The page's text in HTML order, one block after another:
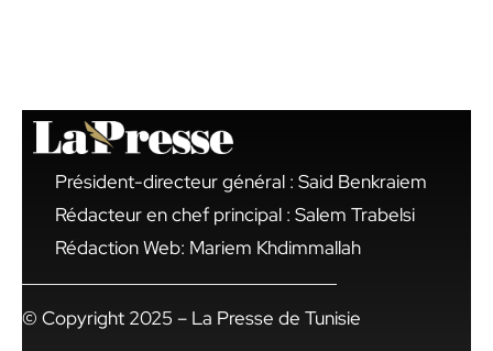
Président-directeur général : Said Benkraiem
Rédacteur en chef principal : Salem Trabelsi
Rédaction Web: Mariem Khdimmallah
© Copyright 2025 – La Presse de Tunisie